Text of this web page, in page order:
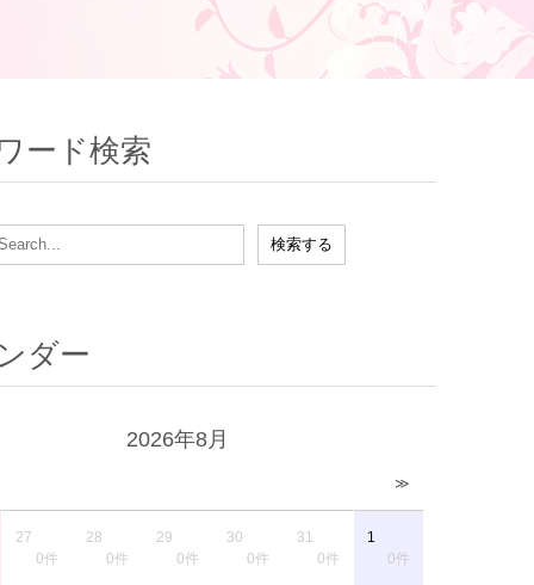
ード検索
ダー
2026年8月
≫
27
0件
28
0件
29
0件
30
0件
31
0件
1
0件